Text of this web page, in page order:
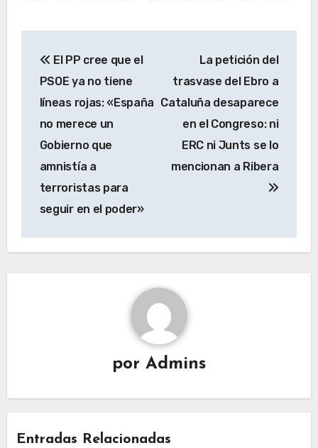
de
entradas
El PP cree que el
PSOE ya no tiene
líneas rojas: «España
no merece un
Gobierno que
amnistía a
terroristas para
seguir en el poder»
La petición del
trasvase del Ebro a
Cataluña desaparece
en el Congreso: ni
ERC ni Junts se lo
mencionan a Ribera
por Admins
Entradas Relacionadas